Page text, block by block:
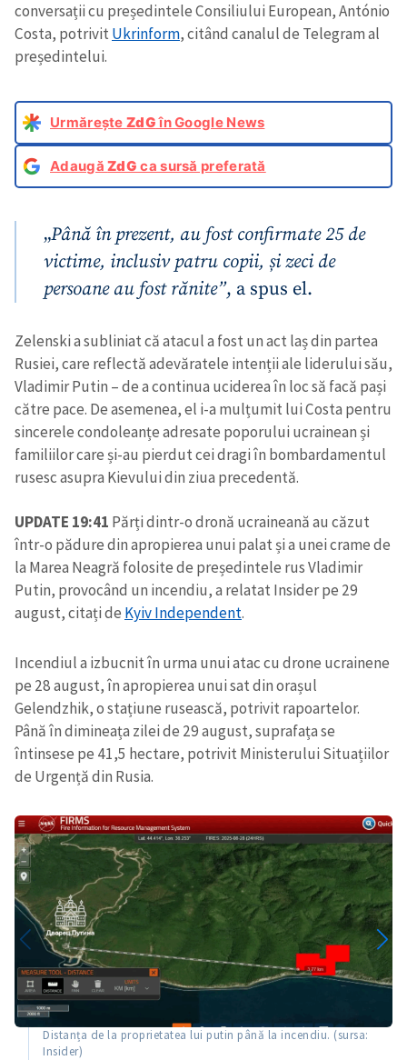
conversații cu președintele Consiliului European, António
Costa, potrivit Ukrinform, citând canalul de Telegram al
președintelui.
Urmărește ZdGîn Google News
AdaugăZdG ca sursă preferată
„Până în prezent, au fost confirmate 25 de
victime, inclusiv patru copii, și zeci de
persoane au fost rănite”, a spus el.
Zelenski a subliniat că atacul a fost un act laș din partea
Rusiei, care reflectă adevăratele intenții ale liderului său,
Vladimir Putin – de a continua uciderea în loc să facă pași
către pace. De asemenea, el i-a mulțumit lui Costa pentru
sincerele condoleanțe adresate poporului ucrainean și
familiilor care și-au pierdut cei dragi în bombardamentul
rusesc asupra Kievului din ziua precedentă.
UPDATE 19:41 Părți dintr-o dronă ucraineană au căzut
într-o pădure din apropierea unui palat și a unei crame de
la Marea Neagră folosite de președintele rus Vladimir
Putin, provocând un incendiu, a relatat Insider pe 29
august, citați de Kyiv Independent.
Incendiul a izbucnit în urma unui atac cu drone ucrainene
pe 28 august, în apropierea unui sat din orașul
Gelendzhik, o stațiune rusească, potrivit rapoartelor.
Până în dimineața zilei de 29 august, suprafața se
întinsese pe 41,5 hectare, potrivit Ministerului Situațiilor
de Urgență din Rusia.
Distanța de la proprietatea lui putin până la incendiu. (sursa:
Insider)